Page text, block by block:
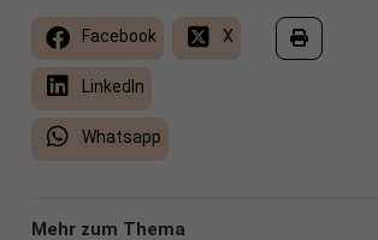
Facebook X
LinkedIn
Whatsapp
Mehr zum Thema